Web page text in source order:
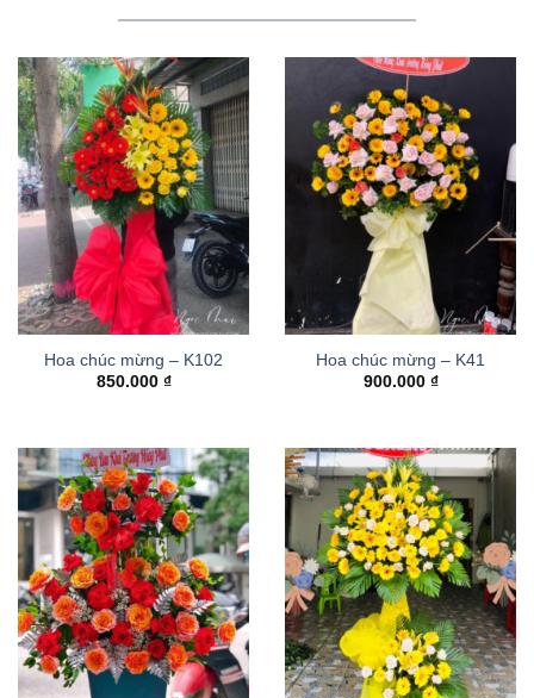
Hoa chúc mừng – K102
850.000 ₫
Hoa chúc mừng – K41
900.000 ₫